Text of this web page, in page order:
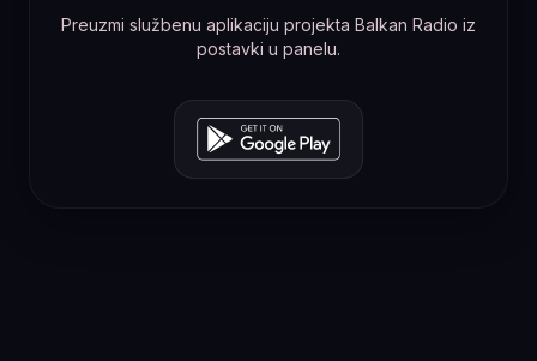
Preuzmi službenu aplikaciju projekta Balkan Radio iz
postavki u panelu.